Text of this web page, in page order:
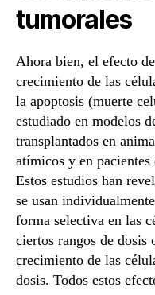
tumorales
Ahora bien, el efecto
crecimiento de las
la apoptosis (muerte
estudiado en modelos
transplantados en
atímicos y en
Estos estudios han
se usan
forma selectiva en las
ciertos rangos de
crecimiento de las
dosis. Todos estos